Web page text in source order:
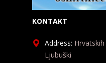
KONTAKT
Address:
Ljubuški